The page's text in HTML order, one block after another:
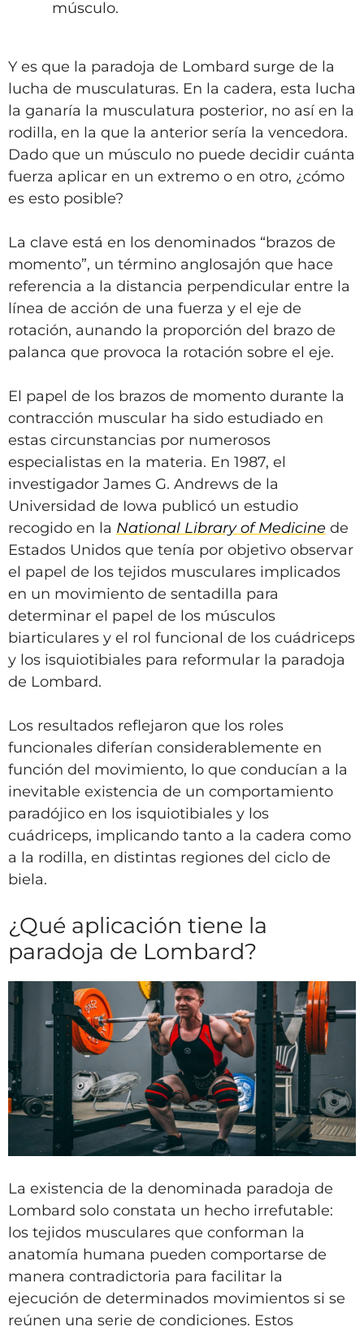
músculo.
Y es que la paradoja de Lombard surge de la
lucha de musculaturas. En la cadera, esta lucha
la ganaría la musculatura posterior, no así en la
rodilla, en la que la anterior sería la vencedora.
Dado que un músculo no puede decidir cuánta
fuerza aplicar en un extremo o en otro, ¿cómo
es esto posible?
La clave está en los denominados “brazos de
momento”, un término anglosajón que hace
referencia a la distancia perpendicular entre la
línea de acción de una fuerza y el eje de
rotación, aunando la proporción del brazo de
palanca que provoca la rotación sobre el eje.
El papel de los brazos de momento durante la
contracción muscular ha sido estudiado en
estas circunstancias por numerosos
especialistas en la materia. En 1987, el
investigador James G. Andrews de la
Universidad de Iowa publicó un estudio
recogido en la National Library of Medicine de
Estados Unidos que tenía por objetivo observar
el papel de los tejidos musculares implicados
en un movimiento de sentadilla para
determinar el papel de los músculos
biarticulares y el rol funcional de los cuádriceps
y los isquiotibiales para reformular la paradoja
de Lombard.
Los resultados reflejaron que los roles
funcionales diferían considerablemente en
función del movimiento, lo que conducían a la
inevitable existencia de un comportamiento
paradójico en los isquiotibiales y los
cuádriceps, implicando tanto a la cadera como
a la rodilla, en distintas regiones del ciclo de
biela.
¿Qué aplicación tiene la
paradoja de Lombard?
La existencia de la denominada paradoja de
Lombard solo constata un hecho irrefutable:
los tejidos musculares que conforman la
anatomía humana pueden comportarse de
manera contradictoria para facilitar la
ejecución de determinados movimientos si se
reúnen una serie de condiciones. Estos